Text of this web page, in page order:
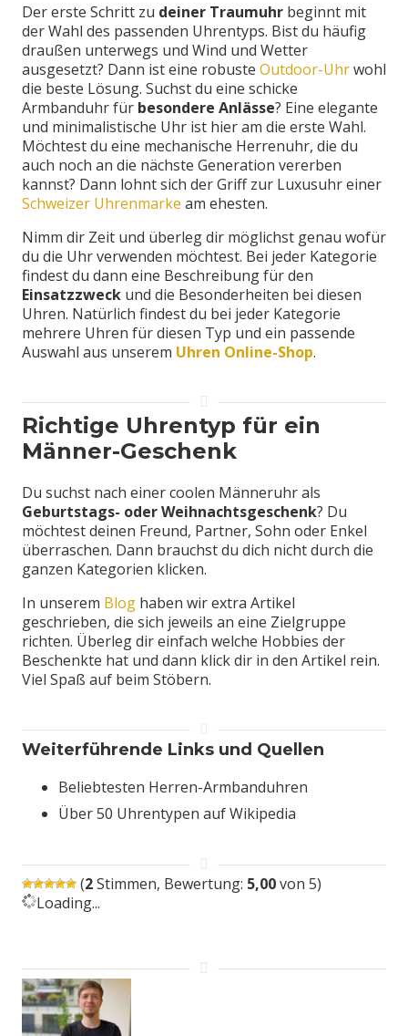
Der erste Schritt zu deiner Traumuhr beginnt mit
der Wahl des passenden Uhrentyps. Bist du häufig
draußen unterwegs und Wind und Wetter
ausgesetzt? Dann ist eine robuste Outdoor-Uhrwohl
die beste Lösung. Suchst du eine schicke
Armbanduhr für besondere Anlässe? Eine elegante
und minimalistische Uhr ist hier am die erste Wahl.
Möchtest du eine mechanische Herrenuhr, die du
auch noch an die nächste Generation vererben
kannst? Dann lohnt sich der Griff zur Luxusuhr einer
Schweizer Uhrenmarke am ehesten.
Nimm dir Zeit und überleg dir möglichst genau wofür
du die Uhr verwenden möchtest. Bei jeder Kategorie
findest du dann eine Beschreibung für den
Einsatzzweck und die Besonderheiten bei diesen
Uhren. Natürlich findest du bei jeder Kategorie
mehrere Uhren für diesen Typ und ein passende
Auswahl aus unserem Uhren Online-Shop.
Richtige Uhrentyp für ein
Männer-Geschenk
Du suchst nach einer coolen Männeruhr als
Geburtstags- oder Weihnachtsgeschenk? Du
möchtest deinen Freund, Partner, Sohn oder Enkel
überraschen. Dann brauchst du dich nicht durch die
ganzen Kategorien klicken.
In unserem Blog haben wir extra Artikel
geschrieben, die sich jeweils an eine Zielgruppe
richten. Überleg dir einfach welche Hobbies der
Beschenkte hat und dann klick dir in den Artikel rein.
Viel Spaß auf beim Stöbern.
Weiterführende Links und Quellen
Beliebtesten Herren-Armbanduhren
Über 50 Uhrentypen auf Wikipedia
(2Stimmen, Bewertung: 5,00von 5)
Loading...